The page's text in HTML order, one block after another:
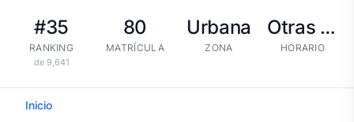
#35
RANKING
de 9,641
80
MATRÍCULA
Urbana
ZONA
Otras tandas
HORARIO
Inicio